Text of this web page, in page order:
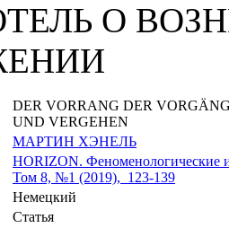
О
DER VORRANG DER
UND VERGEHEN
МАРТИН ХЭНЕЛЬ
HORIZON. Феноменологические
Том 8, №1 (2019), 123-139
Немецкий
Статья